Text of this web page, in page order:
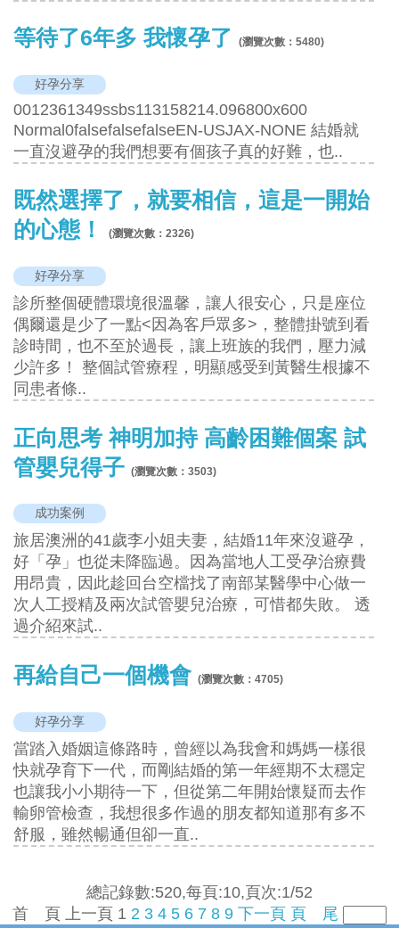
等待了6年多 我懷孕了 (瀏覽次數：5480)
好孕分享
0012361349ssbs113158214.096800x600
Normal0falsefalsefalseEN-USJAX-NONE 結婚就
一直沒避孕的我們想要有個孩子真的好難，也..
既然選擇了，就要相信，這是一開始
的心態！
(瀏覽次數：2326)
好孕分享
診所整個硬體環境很溫馨，讓人很安心，只是座位
偶爾還是少了一點<因為客戶眾多>，整體掛號到看
診時間，也不至於過長，讓上班族的我們，壓力減
少許多！ 整個試管療程，明顯感受到黃醫生根據不
同患者條..
正向思考 神明加持 高齡困難個案 試
管嬰兒得子 (瀏覽次數：3503)
成功案例
旅居澳洲的41歲李小姐夫妻，結婚11年來沒避孕，
好「孕」也從未降臨過。因為當地人工受孕治療費
用昂貴，因此趁回台空檔找了南部某醫學中心做一
次人工授精及兩次試管嬰兒治療，可惜都失敗。 透
過介紹來試..
再給自己一個機會 (瀏覽次數：4705)
好孕分享
當踏入婚姻這條路時，曾經以為我會和媽媽一樣很
快就孕育下一代，而剛結婚的第一年經期不太穩定
也讓我小小期待一下，但從第二年開始懷疑而去作
輸卵管檢查，我想很多作過的朋友都知道那有多不
舒服，雖然暢通但卻一直..
總記錄數:520,每頁:10,頁次:1/52
首 頁
上一頁 1 2 3 4 5 6 7 8 9 下一頁 頁 尾